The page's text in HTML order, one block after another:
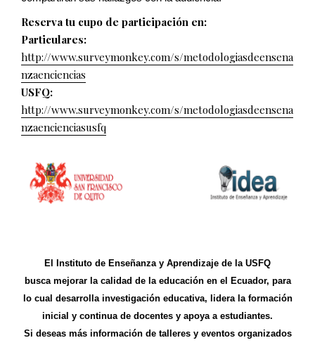
Reserva tu cupo de participación en:
Particulares:
http://www.surveymonkey.com/s/metodologiasdeensena
nzaenciencias
USFQ:
http://www.surveymonkey.com/s/metodologiasdeensena
nzaencienciasusfq
El Instituto de Enseñanza y Aprendizaje de la USFQ
busca mejorar la calidad de la educación en el Ecuador, para
lo cual desarrolla investigación educativa, lidera la formación
inicial y continua de docentes y apoya a estudiantes.
Si deseas más información de talleres y eventos organizados